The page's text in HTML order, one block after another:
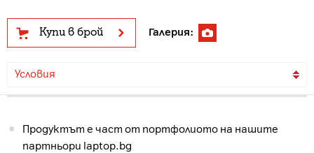
Купи в брой Галерия:
Условия
Продуктът е част от портфолиото на нашите
партньори laptop.bg